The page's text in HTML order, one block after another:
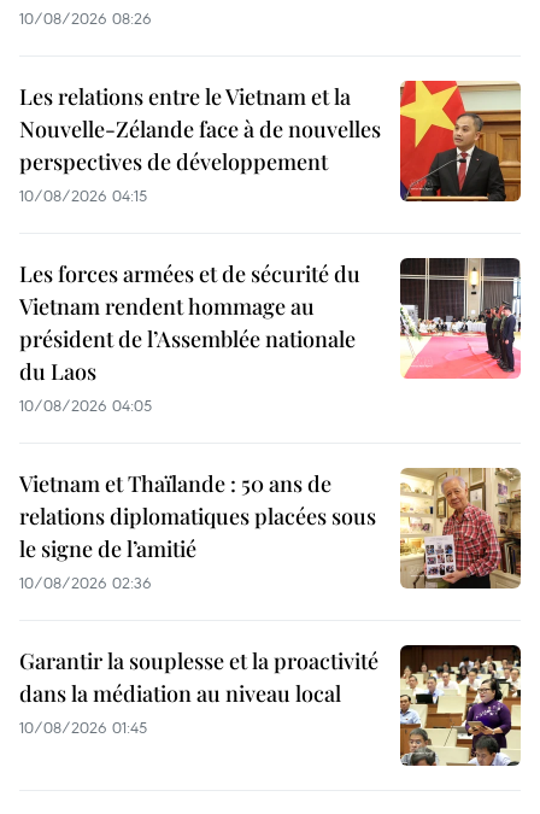
10/08/2026 08:26
Les relations entre le Vietnam et la
Nouvelle-Zélande face à de nouvelles
perspectives de développement
10/08/2026 04:15
Les forces armées et de sécurité du
Vietnam rendent hommage au
président de l’Assemblée nationale
du Laos
10/08/2026 04:05
Vietnam et Thaïlande : 50 ans de
relations diplomatiques placées sous
le signe de l’amitié
10/08/2026 02:36
Garantir la souplesse et la proactivité
dans la médiation au niveau local
10/08/2026 01:45